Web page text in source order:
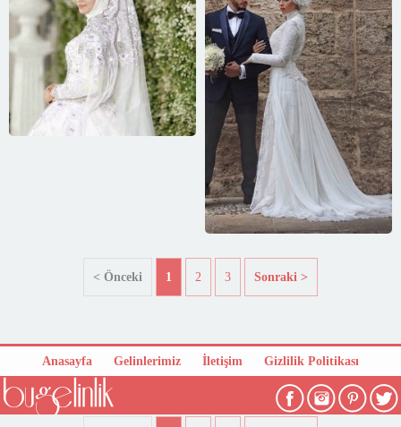
< Önceki 1 2 3 Sonraki >
Anasayfa Gelinlerimiz İletişim Gizlilik Politikası